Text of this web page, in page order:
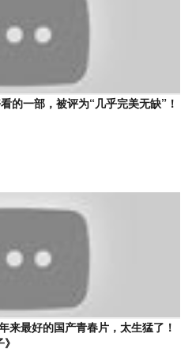
的一部，被评为“几乎完美无缺”！
来最好的国产青春片，太生猛了！